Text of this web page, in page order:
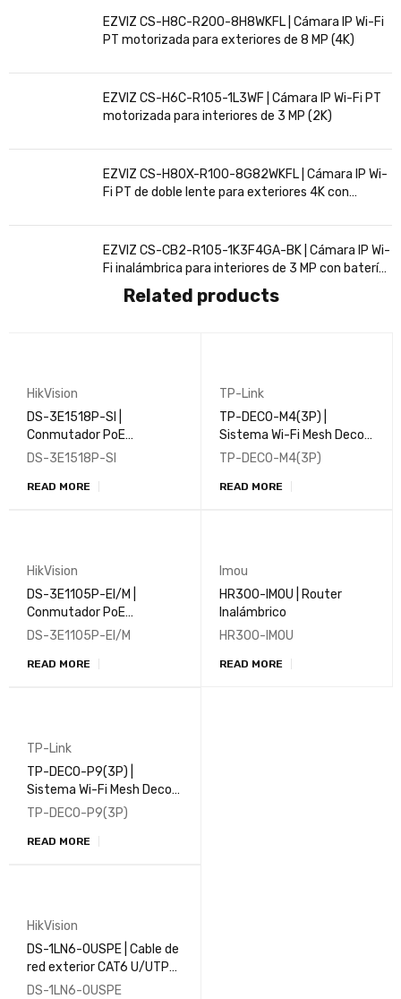
EZVIZ CS-H8C-R200-8H8WKFL | Cámara IP Wi-Fi
PT motorizada para exteriores de 8 MP (4K)
EZVIZ CS-H6C-R105-1L3WF | Cámara IP Wi-Fi PT
motorizada para interiores de 3 MP (2K)
EZVIZ CS-H80X-R100-8G82WKFL | Cámara IP Wi-
Fi PT de doble lente para exteriores 4K con
EZVIZ CS-CB2-R105-1K3F4GA-BK | Cámara IP Wi-
Fi inalámbrica para interiores de 3 MP con batería
recargable
Related products
HikVision
DS-3E1518P-SI |
Conmutador PoE
inteligente Gigabit de 16
DS-3E1518P-SI
READ MORE
TP-Link
TP-DECO-M4(3P) |
Sistema Wi-Fi Mesh Deco
M4(3-pack) para toda la
TP-DECO-M4(3P)
READ MORE
HikVision
DS-3E1105P-EI/M |
Conmutador PoE
inteligente Fast Ethernet
DS-3E1105P-EI/M
READ MORE
Imou
HR300-IMOU | Router
Inalámbrico
HR300-IMOU
READ MORE
TP-Link
TP-DECO-P9(3P) |
Sistema Wi-Fi Mesh Deco
P9(2-pack) para toda la
TP-DECO-P9(3P)
READ MORE
HikVision
DS-1LN6-OUSPE | Cable de
red exterior CAT6 U/UTP
(cobre macizo, 0,55 mm)
DS-1LN6-OUSPE